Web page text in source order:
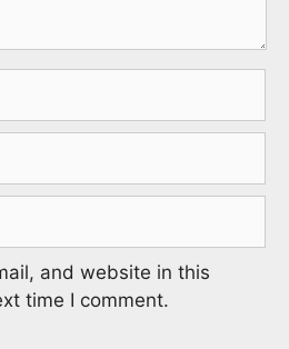
and website in this
time I comment.